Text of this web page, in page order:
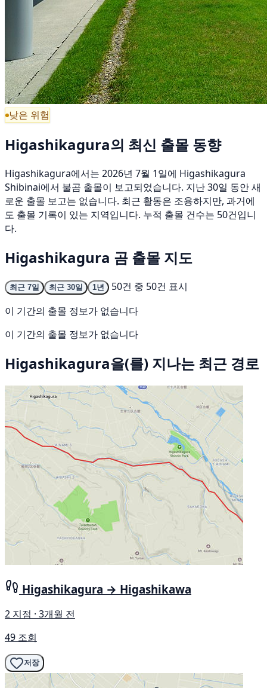
낮은 위험
Higashikagura의 최신 출몰 동향
Higashikagura에서는 2026년 7월 1일에 Higashikagura
Shibinai에서 불곰 출몰이 보고되었습니다. 지난 30일 동안 새
로운 출몰 보고는 없습니다. 최근 활동은 조용하지만, 과거에
도 출몰 기록이 있는 지역입니다. 누적 출몰 건수는 50건입니
다.
Higashikagura 곰 출몰 지도
최근 7일 최근 30일 1년
50건 중 50건 표시
이 기간의 출몰 정보가 없습니다
이 기간의 출몰 정보가 없습니다
Higashikagura을(를) 지나는 최근 경로
Higashikagura → Higashikawa
2 지점 · 3개월 전
49 조회
저장